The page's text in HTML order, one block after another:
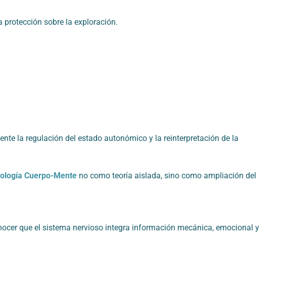
protección sobre la exploración.
la regulación del estado autonómico y la reinterpretación de la
Cuerpo-Mente no como teoría aislada, sino como ampliación del
que el sistema nervioso integra información mecánica, emocional y